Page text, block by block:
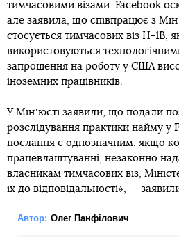
тимчасовими візами. Facebook
але заявила, що співпрацює з
стосується тимчасових віз H-1B,
використовуються
запрошення на роботу у США
іноземних працівників.
У Мінʼюсті заявили, що подали
розслідування практики найму у
послання є однозначним: якщо
працевлаштуванні, незаконно
власникам тимчасових віз,
їх до відповідальності», —
Автор: Олег Панфілович